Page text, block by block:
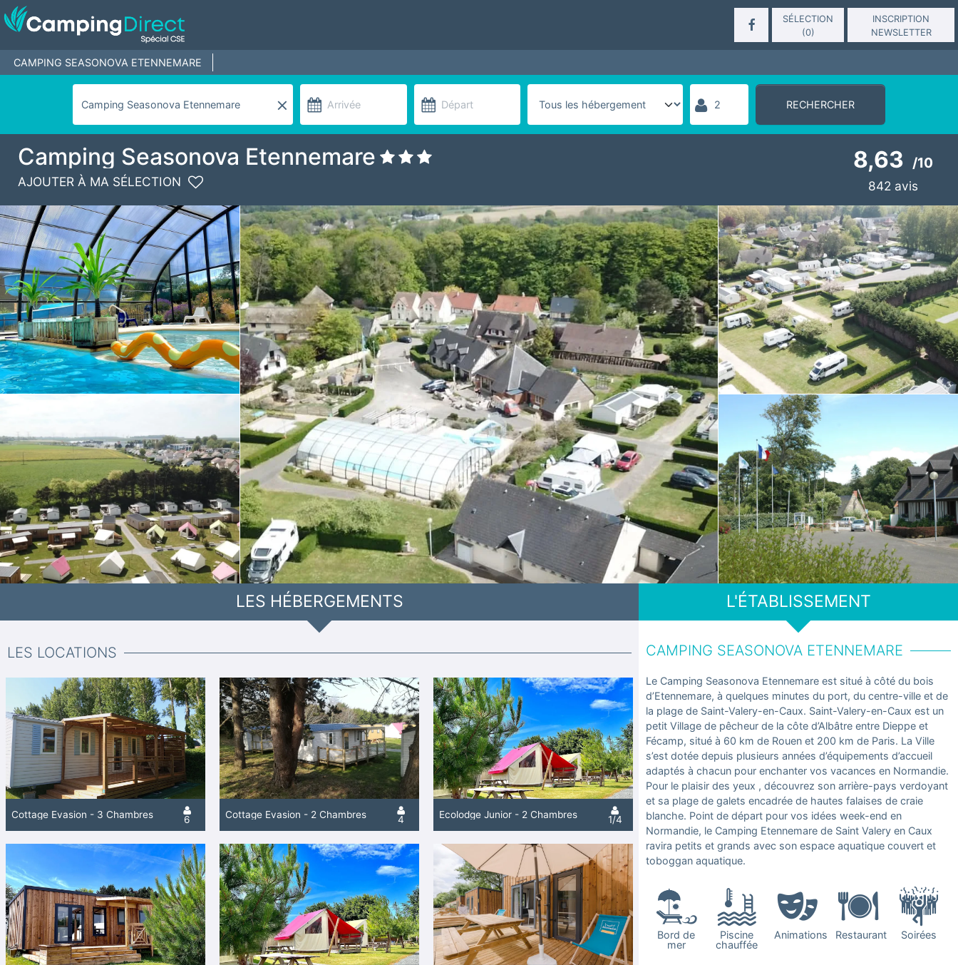
SÉLECTION
(0)
INSCRIPTION
NEWSLETTER
CAMPING SEASONOVA ETENNEMARE
RECHERCHER
Camping Seasonova Etennemare
AJOUTER À MA SÉLECTION
8,63 /10
842 avis
L'ÉTABLISSEMENT
CAMPING SEASONOVA ETENNEMARE
Le Camping Seasonova Etennemare est situé à côté du bois
d’Etennemare, à quelques minutes du port, du centre-ville et de
la plage de Saint-Valery-en-Caux. Saint-Valery-en-Caux est un
petit Village de pêcheur de la côte d’Albâtre entre Dieppe et
Fécamp, situé à 60 km de Rouen et 200 km de Paris. La Ville
s’est dotée depuis plusieurs années d’équipements d’accueil
adaptés à chacun pour enchanter vos vacances en Normandie.
Pour le plaisir des yeux , découvrez son arrière-pays verdoyant
et sa plage de galets encadrée de hautes falaises de craie
blanche. Point de départ pour vos idées week-end en
Normandie, le Camping Etennemare de Saint Valery en Caux
ravira petits et grands avec son espace aquatique couvert et
toboggan aquatique.
Bord de
mer
Piscine
chauffée
Animations Restaurant Soirées
LES HÉBERGEMENTS
LES LOCATIONS
Cottage Evasion - 3 Chambres 6 Cottage Evasion - 2 Chambres 4 Ecolodge Junior - 2 Chambres 1/4